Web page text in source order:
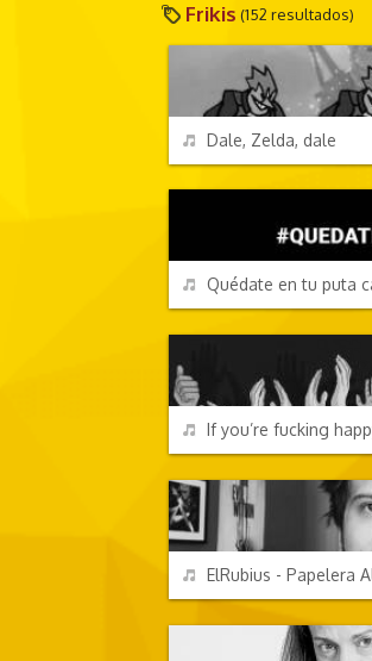
Frikis (152 resultados)
REPRODUCIR
Dale, Zelda, dale
REPRODUCIR
Quédate en tu puta
REPRODUCIR
If you’re fucking
REPRODUCIR
ElRubius - Papelera